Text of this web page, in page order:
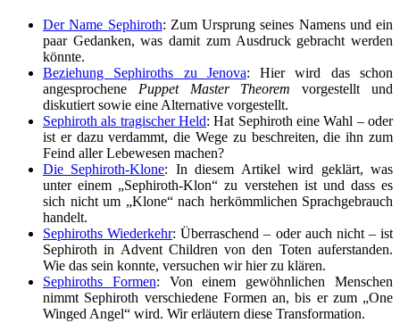
Der Name Sephiroth: Zum Ursprung seines Namens und ein
paar Gedanken, was damit zum Ausdruck gebracht werden
könnte.
Beziehung Sephiroths zu Jenova: Hier wird das schon
angesprochene Puppet Master Theorem vorgestellt und
diskutiert sowie eine Alternative vorgestellt.
Sephiroth als tragischer Held: Hat Sephiroth eine Wahl – oder
ist er dazu verdammt, die Wege zu beschreiten, die ihn zum
Feind aller Lebewesen machen?
Die Sephiroth-Klone: In diesem Artikel wird geklärt, was
unter einem „Sephiroth-Klon“ zu verstehen ist und dass es
sich nicht um „Klone“ nach herkömmlichen Sprachgebrauch
handelt.
Sephiroths Wiederkehr: Überraschend – oder auch nicht – ist
Sephiroth in Advent Children von den Toten auferstanden.
Wie das sein konnte, versuchen wir hier zu klären.
Sephiroths Formen: Von einem gewöhnlichen Menschen
nimmt Sephiroth verschiedene Formen an, bis er zum „One
Winged Angel“ wird. Wir erläutern diese Transformation.